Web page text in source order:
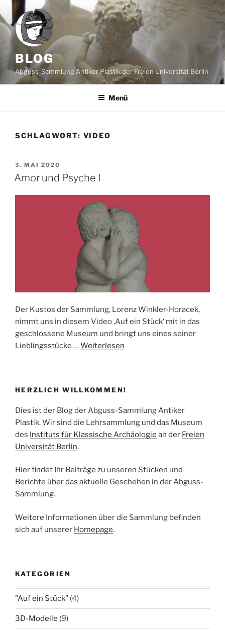
Zum
Inhalt
springen
BLOG
Abguss-Sammlung Antiker Plastik der Freien Universität Berlin
Menü
SCHLAGWORT: VIDEO
VERÖFFENTLICHT
AM
3. MAI 2020
Amor und Psyche I
Der Kustos der Sammlung, Lorenz Winkler-Horacek,
nimmt uns in diesem Video ‚Auf ein Stück‘ mit in das
geschlossene Museum und bringt uns eines seiner
Lieblingsstücke …Weiterlesen
HERZLICH WILLKOMMEN!
Dies ist der Blog der Abguss-Sammlung Antiker
Plastik. Wir sind die Lehrsammlung und das Museum
des Instituts für Klassische Archäologie an der Freien
Universität Berlin.
Hier findet Ihr Beiträge zu unseren Stücken und
Berichte über das aktuelle Geschehen in der Abguss-
Sammlung.
Weitere Informationen über die Sammlung befinden
sich auf unserer Homepage.
KATEGORIEN
"Auf ein Stück" (4)
3D-Modelle (9)